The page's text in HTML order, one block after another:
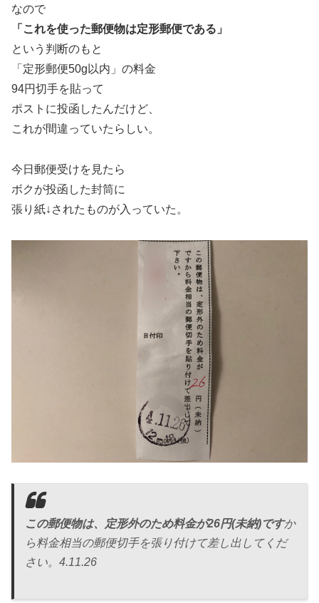
なので
「これを使った郵便物は定形郵便である」
という判断のもと
「定形郵便50g以内」の料金
94円切手を貼って
ポストに投函したんだけど、
これが間違っていたらしい。
今日郵便受けを見たら
ボクが投函した封筒に
張り紙↓されたものが入っていた。
この郵便物は、定形外のため料金が26円(未納)ですか
ら料金相当の郵便切手を張り付けて差し出してくだ
さい。4.11.26